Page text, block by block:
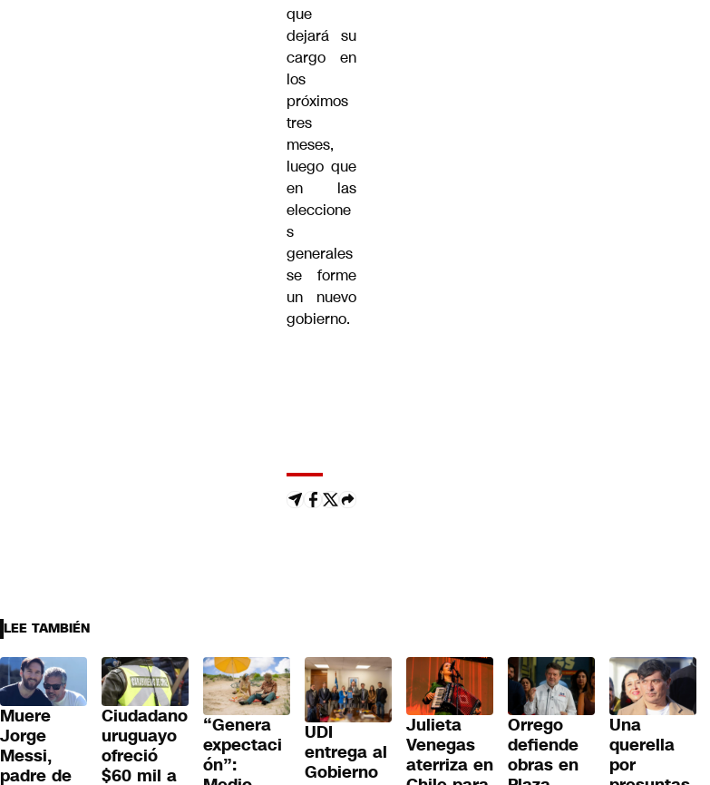
que
dejará su
cargo en
los
próximos
tres
meses,
luego que
en las
eleccione
s
generales
se forme
un nuevo
gobierno.
LEE TAMBIÉN
Muere
Jorge
Messi,
padre de
Ciudadano
uruguayo
ofreció
$60 mil a
“Genera
expectaci
ón”:
UDI
entrega al
Gobierno
Julieta
Venegas
aterriza en
Orrego
defiende
obras en
Una
querella
por